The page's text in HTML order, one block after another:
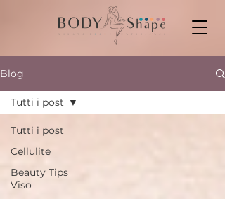
Blog
Tutti i post
Cellulite
Beauty Tips
Viso
Tutti i post